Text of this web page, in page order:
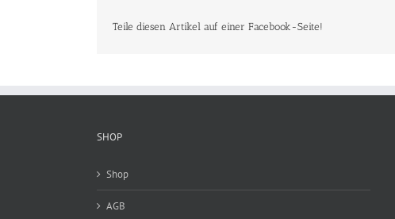
Teile diesen Artikel auf einer Facebook-Seite!
SHOP
Shop
AGB